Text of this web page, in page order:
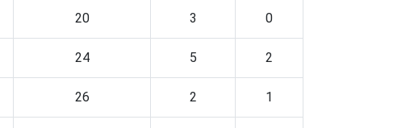
20 3 0
24 5 2
26 2 1